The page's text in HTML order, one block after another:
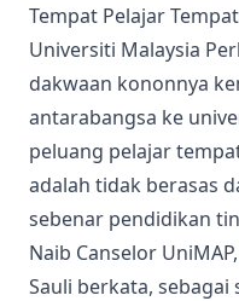
Tempat Pelajar
Universiti Malaysia
dakwaan kononnya
antarabangsa ke
peluang pelajar
adalah tidak berasas
sebenar pendidikan
Naib Canselor
Sauli berkata,